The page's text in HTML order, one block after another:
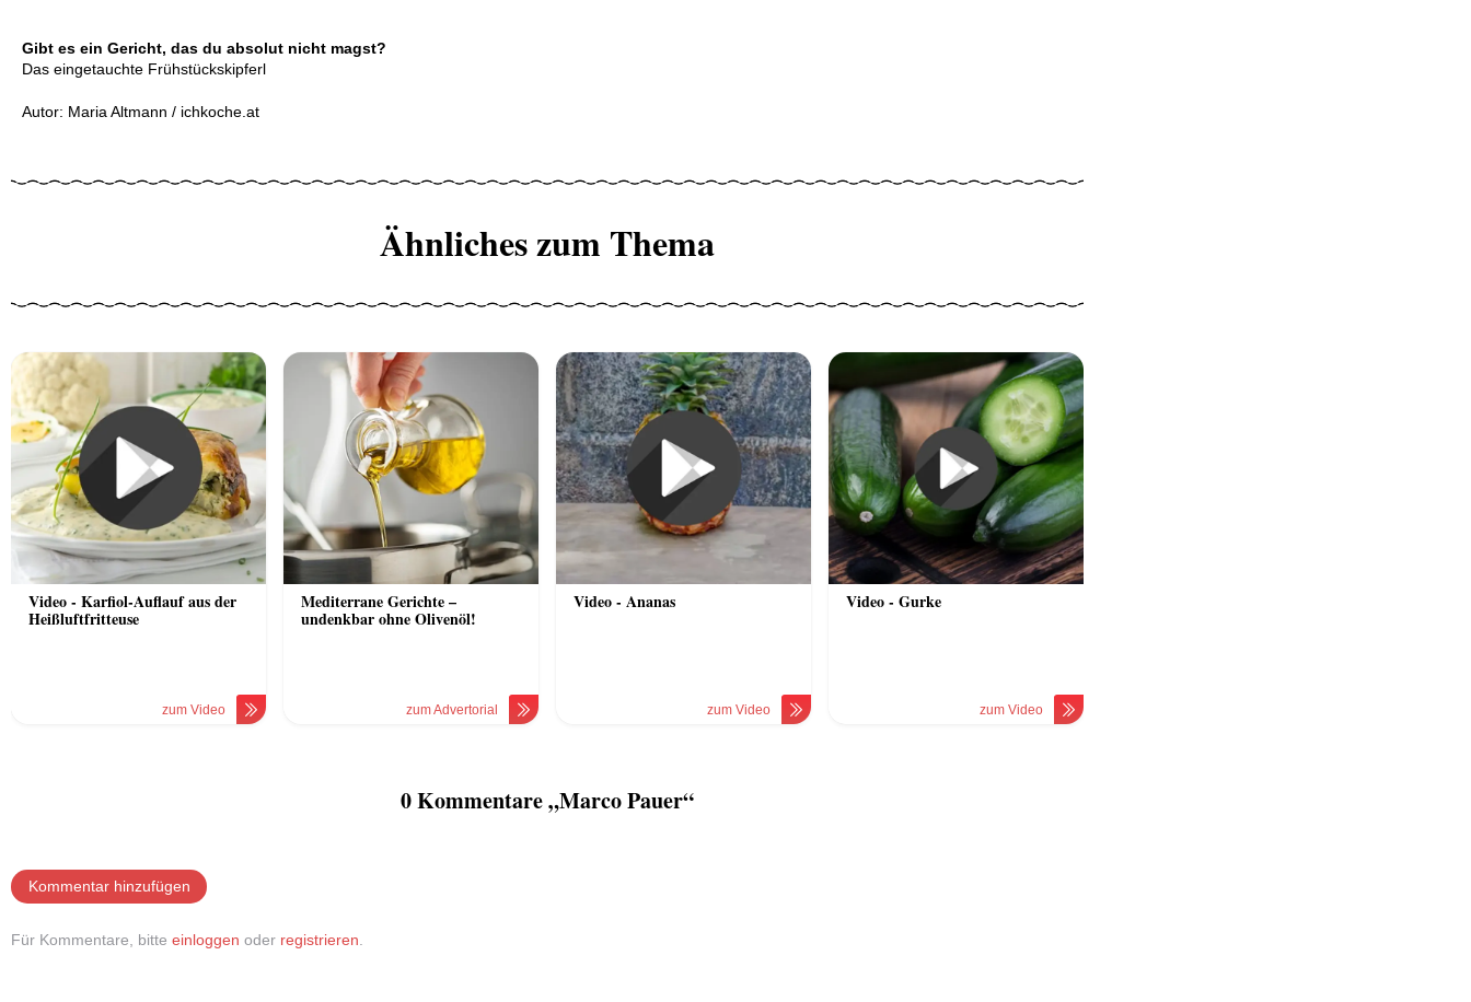
Gibt es ein Gericht, das du absolut nicht magst?
Das eingetauchte Frühstückskipferl
Autor: Maria Altmann / ichkoche.at
Ähnliches zum Thema
Video - Karfiol-Auflauf aus der
Heißluftfritteuse
zum Video
Mediterrane Gerichte –
undenkbar ohne Olivenöl!
zum Advertorial
Video - Ananas
zum Video
Video - Gurke
zum Video
0 Kommentare „Marco Pauer“
Kommentar hinzufügen
Für Kommentare, bitte einloggen oder registrieren